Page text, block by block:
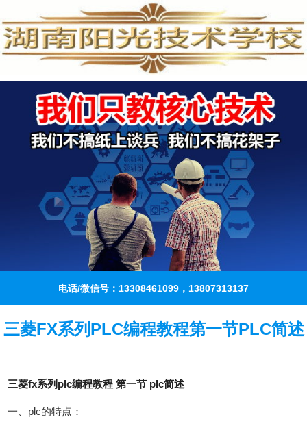
电话/微信号：13308461099，13807313137
三菱FX系列PLC编程教程第一节PLC简述
三菱fx系列plc编程教程 第一节 plc简述
一、plc的特点：